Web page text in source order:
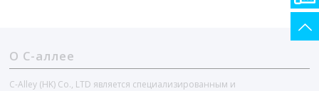
О С-аллее
C-Alley (HK) Co., LTD является специализированным и